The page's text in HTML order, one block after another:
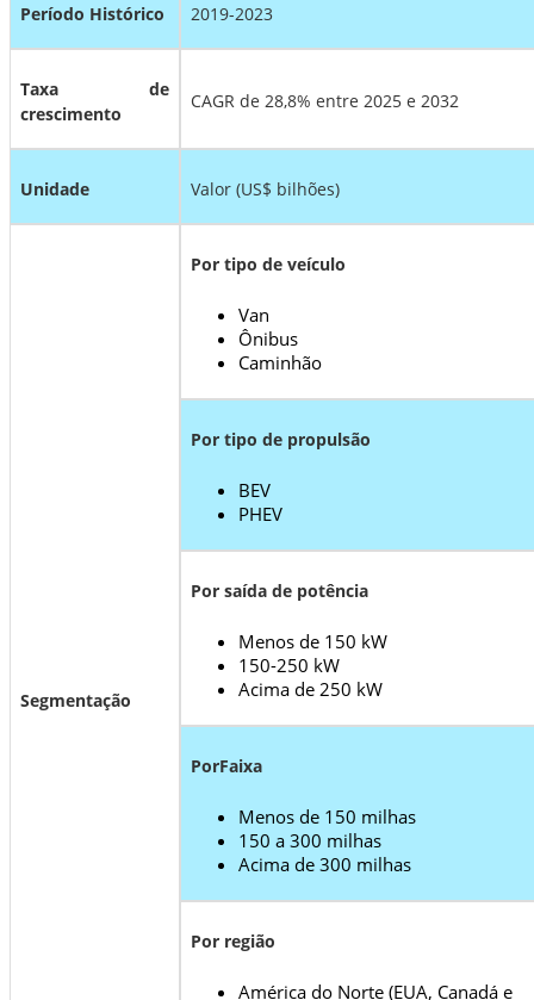
Período Histórico 2019-2023
Taxa de
crescimento
CAGR de 28,8% entre 2025 e 2032
Unidade Valor (US$ bilhões)
Segmentação
Por tipo de veículo
Van
Ônibus
Caminhão
Por tipo de propulsão
BEV
PHEV
Por saída de potência
Menos de 150 kW
150-250 kW
Acima de 250 kW
PorFaixa
Menos de 150 milhas
150 a 300 milhas
Acima de 300 milhas
Por região
América do Norte (EUA, Canadá e